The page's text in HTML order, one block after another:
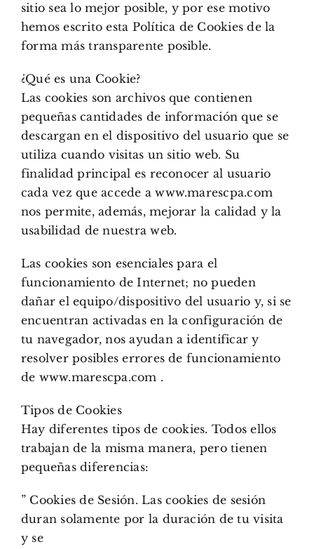
sitio sea lo mejor posible, y por ese motivo
hemos escrito esta Política de Cookies de la
forma más transparente posible.
¿Qué es una Cookie?
Las cookies son archivos que contienen
pequeñas cantidades de información que se
descargan en el dispositivo del usuario que se
utiliza cuando visitas un sitio web. Su
finalidad principal es reconocer al usuario
cada vez que accede a www.marescpa.com
nos permite, además, mejorar la calidad y la
usabilidad de nuestra web.
Las cookies son esenciales para el
funcionamiento de Internet; no pueden
dañar el equipo/dispositivo del usuario y, si se
encuentran activadas en la configuración de
tu navegador, nos ayudan a identificar y
resolver posibles errores de funcionamiento
de www.marescpa.com .
Tipos de Cookies
Hay diferentes tipos de cookies. Todos ellos
trabajan de la misma manera, pero tienen
pequeñas diferencias:
” Cookies de Sesión. Las cookies de sesión
duran solamente por la duración de tu visita
y se